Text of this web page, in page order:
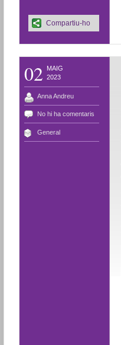
Compartiu-ho
02
MAIG
2023
Anna Andreu
No hi ha comentaris
General